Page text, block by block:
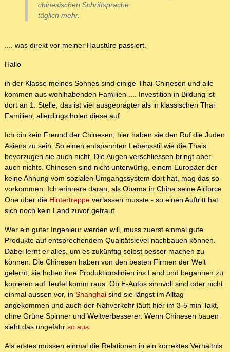
chinesischen Schriftsprache
täglich mehr.
.... was direkt vor meiner Haustüre passiert.
Hallo
in der Klasse meines Sohnes sind einige Thai-Chinesen und alle
kommen aus wohlhabenden Familien .... Investition in Bildung ist
dort an 1. Stelle, das ist viel ausgeprägter als in klassischen Thai
Familien, allerdings holen diese auf.
Ich bin kein Freund der Chinesen, hier haben sie den Ruf die Juden
Asiens zu sein. So einen entspannten Lebensstil wie die Thais
bevorzugen sie auch nicht. Die Augen verschliessen bringt aber
auch nichts. Chinesen sind nicht unterwürfig, einem Europäer der
keine Ahnung vom sozialen Umgangssystem dort hat, mag das so
vorkommen. Ich erinnere daran, als Obama in China seine Airforce
One über die Hintertreppe verlassen musste - so einen Auftritt hat
sich noch kein Land zuvor getraut.
Wer ein guter Ingenieur werden will, muss zuerst einmal gute
Produkte auf entsprechendem Qualitätslevel nachbauen können.
Dabei lernt er alles, um es zukünftig selbst besser machen zu
können. Die Chinesen haben von den besten Firmen der Welt
gelernt, sie holten ihre Produktionslinien ins Land und begannen zu
kopieren auf Teufel komm raus. Ob E-Autos sinnvoll sind oder nicht
einmal aussen vor, in Shanghai sind sie längst im Alltag
angekommen und auch der Nahverkehr läuft hier im 3-5 min Takt,
ohne Grüne Spinner und Weltverbesserer. Wenn Chinesen bauen
sieht das ungefähr so aus.
Als erstes müssen einmal die Relationen in ein korrektes Verhältnis